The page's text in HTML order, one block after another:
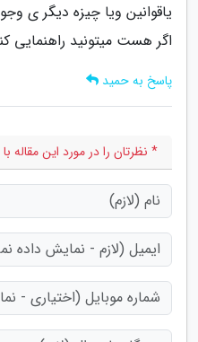
یاقوانین ویا چیزه دیگر ی
اگر هست میتونید راهنمایی
پاسخ به حمید
* نظرتان را در مورد این مقاله